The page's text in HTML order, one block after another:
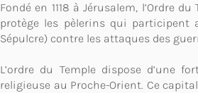
Fondé en 1118 à Jérusalem, l’Ordre
protège les pèlerins qui participent
Sépulcre) contre les attaques des
L’ordre du Temple dispose
religieuse au Proche-Orient. Ce